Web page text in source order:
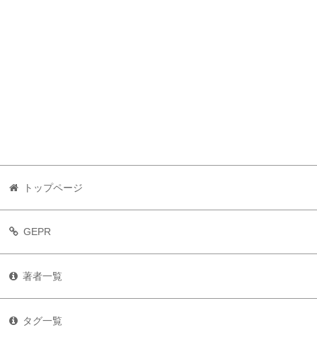
トップページ
GEPR
著者一覧
タグ一覧